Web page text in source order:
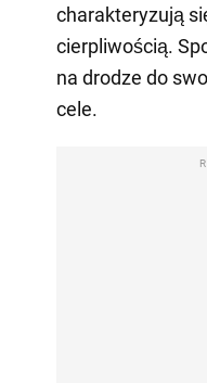
charakteryzują
cierpliwością.
na drodze do
cele.